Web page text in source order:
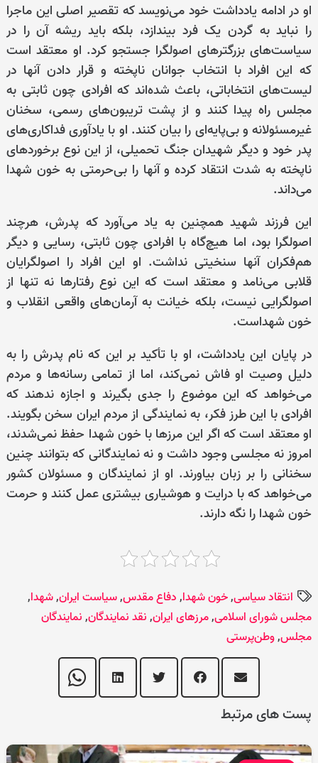
او در ادامه یادداشت خود می‌نویسد که تقصیر اصلی این ماجرا
را نباید به گردن یک فرد بیندازد، بلکه باید ریشه آن را در
سیاست‌های بزرگترهای اصولگرا جستجو کرد. او معتقد است
که این افراد با انتخاب جوانان ناپخته و قرار دادن آنها در
لیست‌های انتخاباتی، باعث شده‌اند که افرادی چون ثابتی به
مجلس راه پیدا کنند و از پشت تریبون‌های رسمی، سخنان
غیرمسئولانه و بی‌پایه‌ای را بیان کنند. او با یادآوری فداکاری‌های
پدر خود و دیگر شهیدان جنگ تحمیلی، از این نوع برخوردهای
ناپخته به شدت انتقاد کرده و آنها را بی‌حرمتی به خون شهدا
می‌داند.
این فرزند شهید همچنین به یاد می‌آورد که پدرش، هرچند
اصولگرا بود، اما هیچ‌گاه با افرادی چون ثابتی، رسایی و دیگر
هم‌فکران آنها سنخیتی نداشت. او این افراد را اصولگرایان
قلابی می‌نامد و معتقد است که این نوع رفتارها نه تنها از
اصولگرایی نیست، بلکه خیانت به آرمان‌های واقعی انقلاب و
خون شهداست.
در پایان این یادداشت، او با تأکید بر این که نام پدرش را به
دلیل وصیت او فاش نمی‌کند، اما از تمامی رسانه‌ها و مردم
می‌خواهد که این موضوع را جدی بگیرند و اجازه ندهند که
افرادی با این طرز فکر، به نمایندگی از مردم ایران سخن بگویند.
او معتقد است که اگر این مرزها با خون شهدا حفظ نمی‌شدند،
امروز نه مجلسی وجود داشت و نه نمایندگانی که بتوانند چنین
سخنانی را بر زبان بیاورند. او از نمایندگان و مسئولان کشور
می‌خواهد که با درایت و هوشیاری بیشتری عمل کنند و حرمت
خون شهدا را نگه دارند.
انتقاد سیاسی,خون شهدا,دفاع مقدس,سیاست ایران,شهدا,
مجلس شورای اسلامی,مرزهای ایران,نقد نمایندگان,نمایندگان
مجلس,وطن‌پرستی
پست های مرتبط